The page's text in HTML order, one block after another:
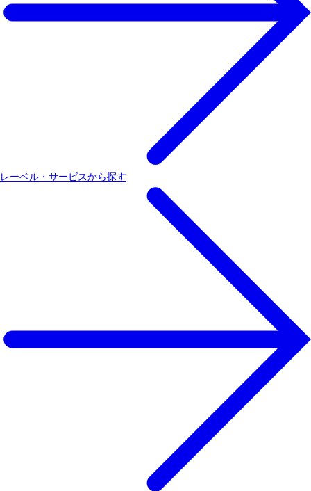
レーベル・サービスから探す